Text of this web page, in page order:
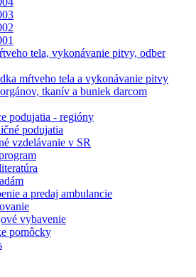
tela, vykonávanie pitvy, odber
mŕtveho tela a vykonávanie pitvy
tkanív a buniek darcom
podujatia - regióny
podujatia
vzdelávanie v SR
a predaj ambulancie
vybavenie
pomôcky